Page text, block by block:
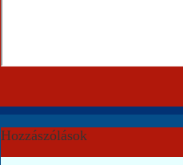
Hozzászólások